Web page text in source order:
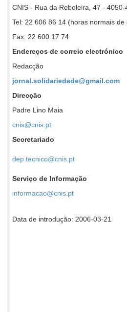
CNIS - Rua da Reboleira, 47 - 4050-
Tel: 22 606 86 14 (horas normais de
Fax: 22 600 17 74
Endereços de correio electrónico
Redacção
jornal.solidariedade@gmail.com
Direcção
Padre Lino Maia
cnis@cnis.pt
Secretariado
dep.tecnico@cnis.pt
Serviço de Informação
informacao@cnis.pt
Data de introdução: 2006-03-21